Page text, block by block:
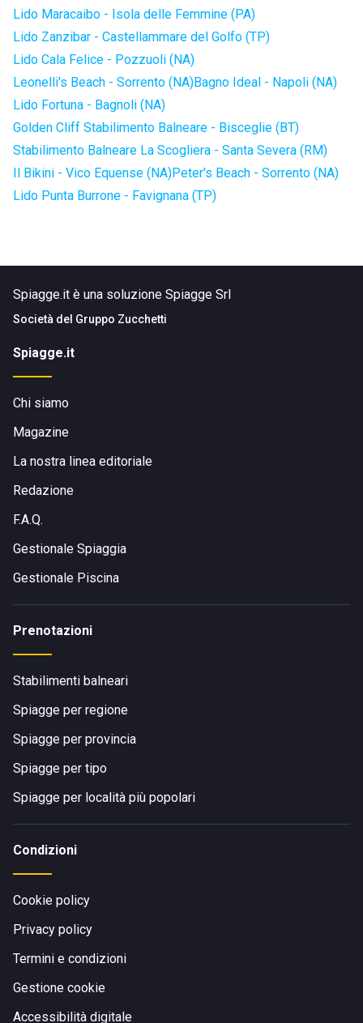
Lido Maracaibo - Isola delle Femmine (PA)
Lido Zanzibar - Castellammare del Golfo (TP)
Lido Cala Felice - Pozzuoli (NA)
Leonelli's Beach - Sorrento (NA)Bagno Ideal - Napoli (NA)
Lido Fortuna - Bagnoli (NA)
Golden Cliff Stabilimento Balneare - Bisceglie (BT)
Stabilimento Balneare La Scogliera - Santa Severa (RM)
Il Bikini - Vico Equense (NA)Peter's Beach - Sorrento (NA)
Lido Punta Burrone - Favignana (TP)
Spiagge.it è una soluzione Spiagge Srl
Società del Gruppo Zucchetti
Spiagge.it
Chi siamo
Magazine
La nostra linea editoriale
Redazione
F.A.Q.
Gestionale Spiaggia
Gestionale Piscina
Prenotazioni
Stabilimenti balneari
Spiagge per regione
Spiagge per provincia
Spiagge per tipo
Spiagge per località più popolari
Condizioni
Cookie policy
Privacy policy
Termini e condizioni
Gestione cookie
Accessibilità digitale